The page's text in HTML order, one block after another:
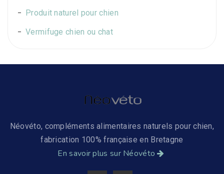
Produit naturel pour chien
Vermifuge chien ou chat
Néovéto, compléments alimentaires naturels pour chien,
fabrication 100% française en Bretagne
En savoir plus sur Néovéto